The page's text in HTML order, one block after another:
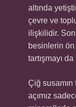
altında
çevre ve
ilişkilidir. Son
besinlerin ön
tartışmayı
Çiğ susamın
açımız